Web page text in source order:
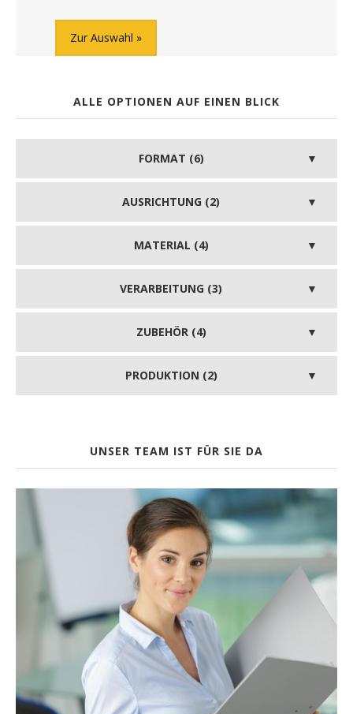
Zur Auswahl
ALLE OPTIONEN AUF EINEN BLICK
FORMAT (6)
AUSRICHTUNG (2)
MATERIAL (4)
VERARBEITUNG (3)
ZUBEHÖR (4)
PRODUKTION (2)
UNSER TEAM IST FÜR SIE DA